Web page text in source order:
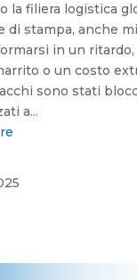
la filiera logistica
di stampa, anche
in un ritardo,
o un costo
sono stati
a...